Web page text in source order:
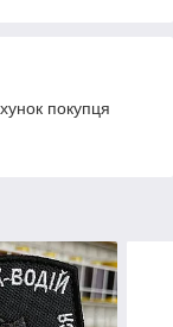
покупця